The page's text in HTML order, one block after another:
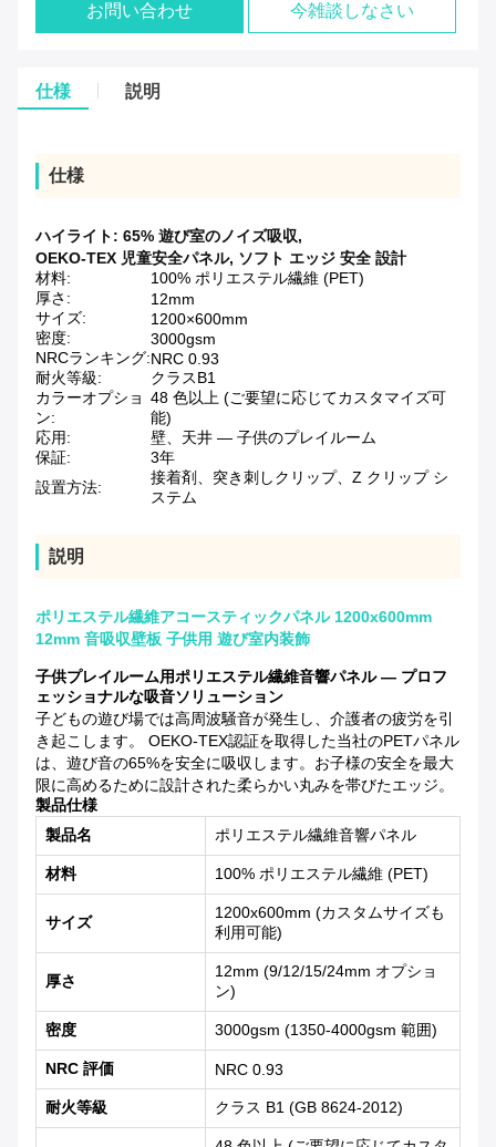
お問い合わせ 今雑談しなさい
仕様 説明
仕様
ハイライト: 65% 遊び室のノイズ吸収,
OEKO-TEX 児童安全パネル, ソフト エッジ 安全 設計
材料:
100% ポリエステル繊維 (PET)
厚さ:
12mm
サイズ:
1200×600mm
密度:
3000gsm
NRCランキング:NRC 0.93
耐火等級:
クラスB1
カラーオプショ
ン:
48 色以上 (ご要望に応じてカスタマイズ可
能)
応用:
壁、天井 — 子供のプレイルーム
保証:
3年
設置方法:
接着剤、突き刺しクリップ、Z クリップ シ
ステム
説明
ポリエステル繊維アコースティックパネル 1200x600mm
12mm 音吸収壁板 子供用 遊び室内装飾
子供プレイルーム用ポリエステル繊維音響パネル — プロフ
ェッショナルな吸音ソリューション
子どもの遊び場では高周波騒音が発生し、介護者の疲労を引
き起こします。 OEKO-TEX認証を取得した当社のPETパネル
は、遊び音の65%を安全に吸収します。お子様の安全を最大
限に高めるために設計された柔らかい丸みを帯びたエッジ。
製品仕様
製品名
ポリエステル繊維音響パネル
材料 100% ポリエステル繊維 (PET)
サイズ
1200x600mm (カスタムサイズも
利用可能)
厚さ
12mm (9/12/15/24mm オプショ
ン)
密度 3000gsm (1350-4000gsm 範囲)
NRC 評価 NRC 0.93
耐火等級 クラス B1 (GB 8624-2012)